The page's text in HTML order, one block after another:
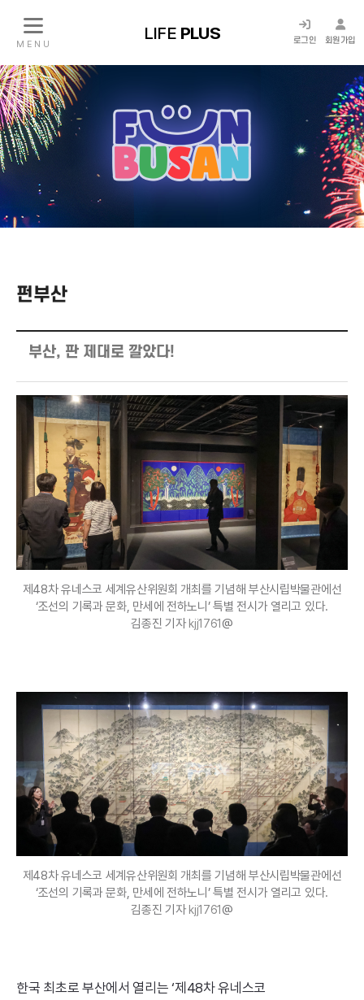
LIFE PLUS
M E N U 로그인 회원가입
펀부산
부산, 판 제대로 깔았다!
제48차 유네스코 세계유산위원회 개최를 기념해 부산시립박물관에선
‘조선의 기록과 문화, 만세에 전하노니’ 특별 전시가 열리고 있다.
김종진 기자 kjj1761@
제48차 유네스코 세계유산위원회 개최를 기념해 부산시립박물관에선
‘조선의 기록과 문화, 만세에 전하노니’ 특별 전시가 열리고 있다.
김종진 기자 kjj1761@
한국 최초로 부산에서 열리는 ‘제48차 유네스코